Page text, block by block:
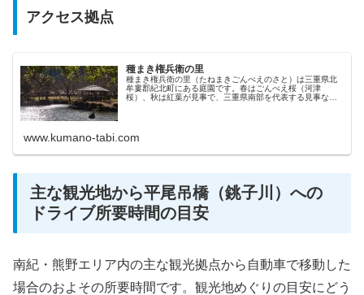
アクセス拠点
種まき権兵衛の里
種まき権兵衛の里（たねまきごんべえのさと）は三重県北
牟婁郡紀北町にある庭園です。春はごんべえ桜（河津
桜）、秋は紅葉が見事で、三重県南部を代表する見事な庭
www.kumano-tabi.com
主な観光地から平尾吊橋（銚子川）への
ドライブ所要時間の目安
南紀・熊野エリア内の主な観光拠点から自動車で移動した
場合のおよその所要時間です。観光地めぐりの目安にどう